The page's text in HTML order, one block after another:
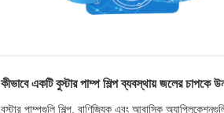
কীভাবে একটি বুস্টার পাম্প শিল্প ব্যবস্থায় জলের চাপকে
বুস্টার পাম্পগুলি শিল্প, বাণিজ্যিক এবং আবাসিক